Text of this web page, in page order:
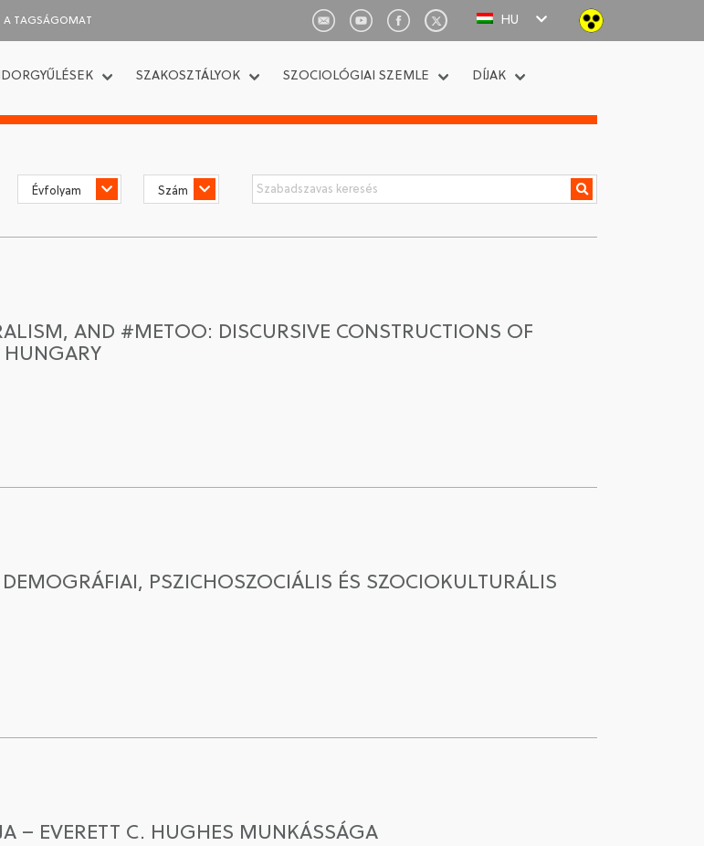
A TAGSÁGOMAT HU
SZAKOSZTÁLYOK SZOCIOLÓGIAI SZEMLE DÍJAK
AND #METOO: DISCURSIVE CONSTRUCTIONS OF
PSZICHOSZOCIÁLIS ÉS SZOCIOKULTURÁLIS
– EVERETT C. HUGHES MUNKÁSSÁGA